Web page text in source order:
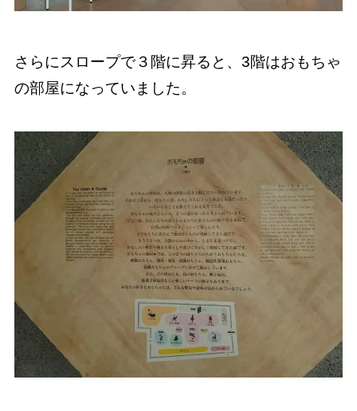
さらにスロープで３階に昇ると、3階はおもちゃ
の部屋になっていました。